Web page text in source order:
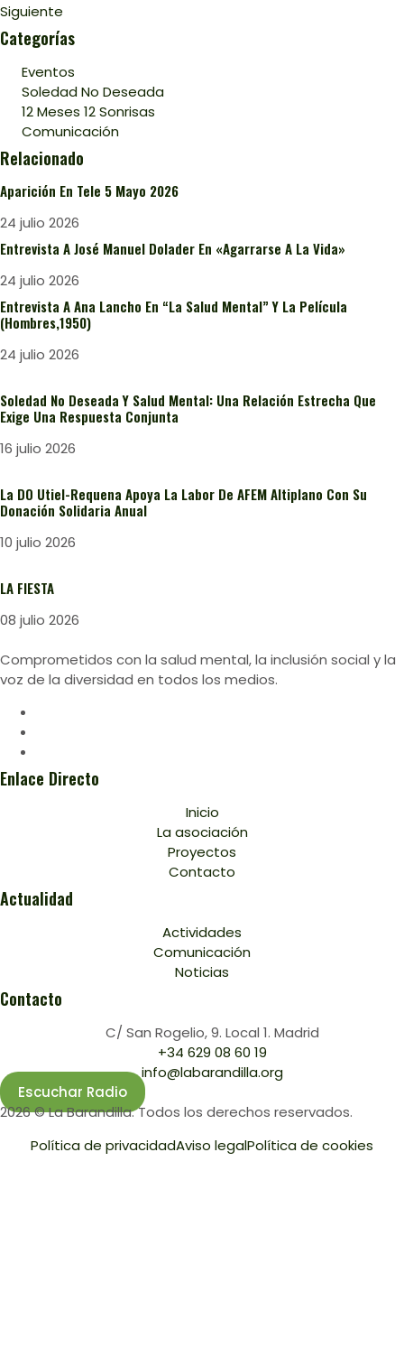
Siguiente
Categorías
Eventos
Soledad No Deseada
12 Meses 12 Sonrisas
Comunicación
Relacionado
Aparición En Tele 5 Mayo 2026
24 julio 2026
Entrevista A José Manuel Dolader En «Agarrarse A La Vida»
24 julio 2026
Entrevista A Ana Lancho En “La Salud Mental” Y La Película
(Hombres,1950)
24 julio 2026
Soledad No Deseada Y Salud Mental: Una Relación Estrecha Que
Exige Una Respuesta Conjunta
16 julio 2026
La DO Utiel-Requena Apoya La Labor De AFEM Altiplano Con Su
Donación Solidaria Anual
10 julio 2026
LA FIESTA
08 julio 2026
Comprometidos con la salud mental, la inclusión social y la
voz de la diversidad en todos los medios.
Enlace Directo
Inicio
La asociación
Proyectos
Contacto
Actualidad
Actividades
Comunicación
Noticias
Contacto
C/ San Rogelio, 9. Local 1. Madrid
+34 629 08 60 19
info@labarandilla.org
Escuchar Radio
2026 © La Barandilla. Todos los derechos reservados.
Política de privacidadAviso legalPolítica de cookies